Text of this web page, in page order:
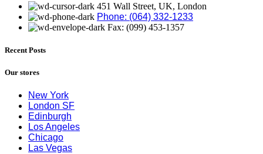
451 Wall Street, UK, London
Phone: (064) 332-1233
Fax: (099) 453-1357
Recent Posts
Our stores
New York
London SF
Edinburgh
Los Angeles
Chicago
Las Vegas